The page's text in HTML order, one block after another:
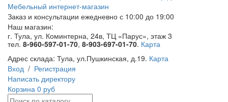
Мебельный интернет-магазин
Заказ и консультации ежедневно с 10:00 до 19:00
Наш магазин:
г. Тула, ул. Коминтерна, 24в, ТЦ «Парус», этаж 3
тел. 8-960-597-01-70, 8-903-697-01-70. Карта
Адрес склада: Тула, ул.Пушкинская, д.19. Карта
Вход / Регистрация
Написать директору
Корзина 0 руб